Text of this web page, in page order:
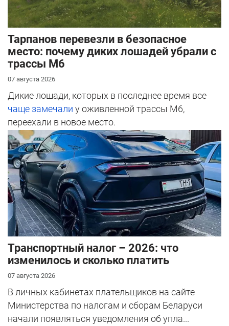
Тарпанов перевезли в безопасное
место: почему диких лошадей убрали с
трассы М6
07 августа 2026
Дикие лошади, которых в последнее время все
чаще замечали у оживленной трассы М6,
переехали в новое место.
Транспортный налог – 2026: что
изменилось и сколько платить
07 августа 2026
В личных кабинетах плательщиков на сайте
Министерства по налогам и сборам Беларуси
начали появляться уведомления об упла...